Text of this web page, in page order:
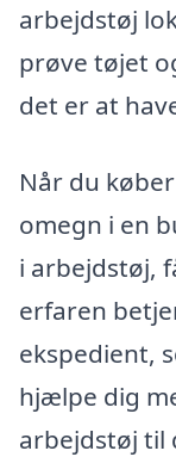
arbejdstøj
prøve tøjet
det er at
Når du
omegn i en
i arbejdstøj,
erfaren
ekspedient,
hjælpe dig
arbejdstøj til